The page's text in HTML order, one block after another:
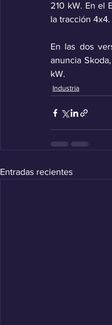
210 kW. En el
la tracción 4x4.
En las dos
anuncia
kW.
Industria
Entradas recientes